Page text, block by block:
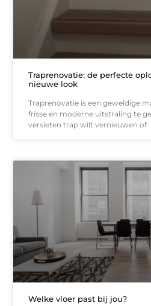
Traprenovatie: de perfecte
nieuwe look
Traprenovatie is een geweldige
frisse en moderne uitstraling te
versleten trap wilt vernieuwen of
Welke vloer past bij jou?